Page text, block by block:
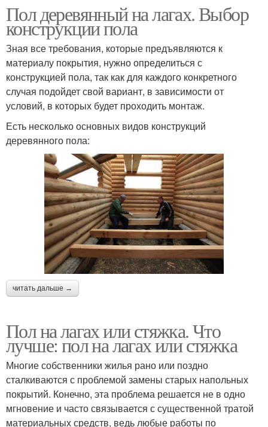
Пол деревянный на лагах. Выбор
конструкции пола
Зная все требования, которые предъявляются к
материалу покрытия, нужно определиться с
конструкцией пола, так как для каждого конкретного
случая подойдет свой вариант, в зависимости от
условий, в которых будет проходить монтаж.
Есть несколько основных видов конструкций
деревянного пола:
читать дальше →
Пол на лагах или стяжка. Что
лучше: пол на лагах или стяжка
Многие собственники жилья рано или поздно
сталкиваются с проблемой замены старых напольных
покрытий. Конечно, эта проблема решается не в одно
мгновение и часто связывается с существенной тратой
материальных средств, ведь любые работы по